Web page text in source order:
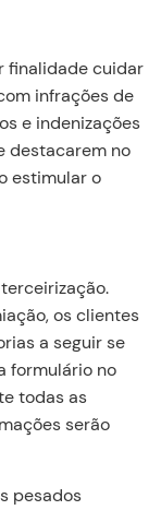
finalidade cuidar
infrações de
e indenizações
destacarem no
estimular o
os clientes
a seguir se
formulário no
todas as
serão
pesados